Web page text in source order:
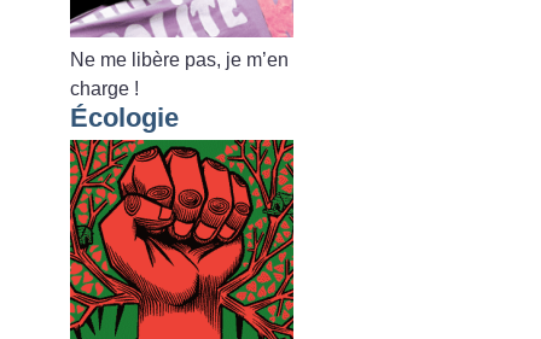
Ne me libère pas, je m’en
charge !
Écologie